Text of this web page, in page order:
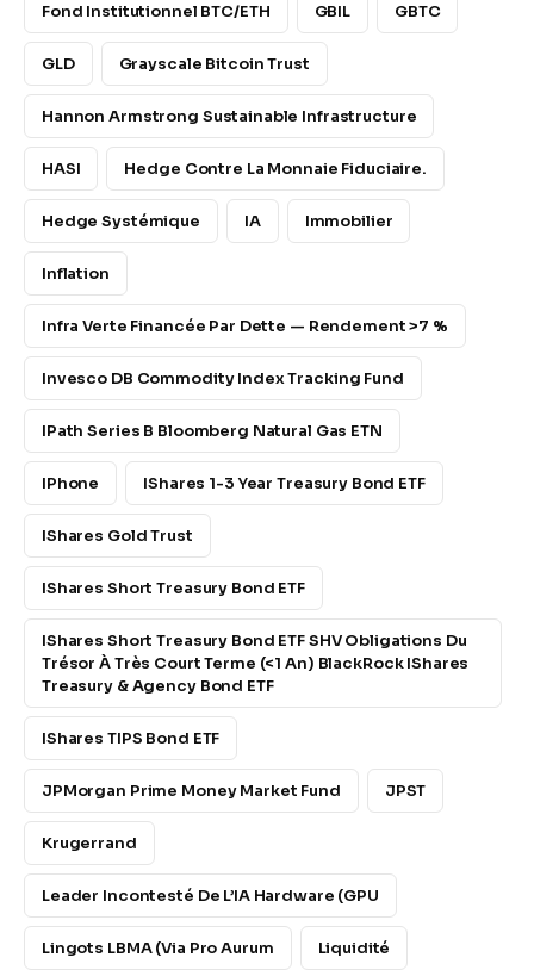
Fond Institutionnel BTC/ETH GBIL GBTC
GLD Grayscale Bitcoin Trust
Hannon Armstrong Sustainable Infrastructure
HASI Hedge Contre La Monnaie Fiduciaire.
Hedge Systémique IA Immobilier
Inflation
Infra Verte Financée Par Dette — Rendement >7 %
Invesco DB Commodity Index Tracking Fund
IPath Series B Bloomberg Natural Gas ETN
IPhone IShares 1-3 Year Treasury Bond ETF
IShares Gold Trust
IShares Short Treasury Bond ETF
IShares Short Treasury Bond ETF SHV Obligations Du
Trésor À Très Court Terme (<1 An) BlackRock IShares
Treasury & Agency Bond ETF
IShares TIPS Bond ETF
JPMorgan Prime Money Market Fund JPST
Krugerrand
Leader Incontesté De L’IA Hardware (GPU
Lingots LBMA (via Pro Aurum Liquidité